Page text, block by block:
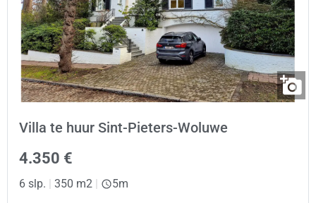
Villa te huur Sint-Pieters-Woluwe
4.350 €
6 slp. 350 m2 5m